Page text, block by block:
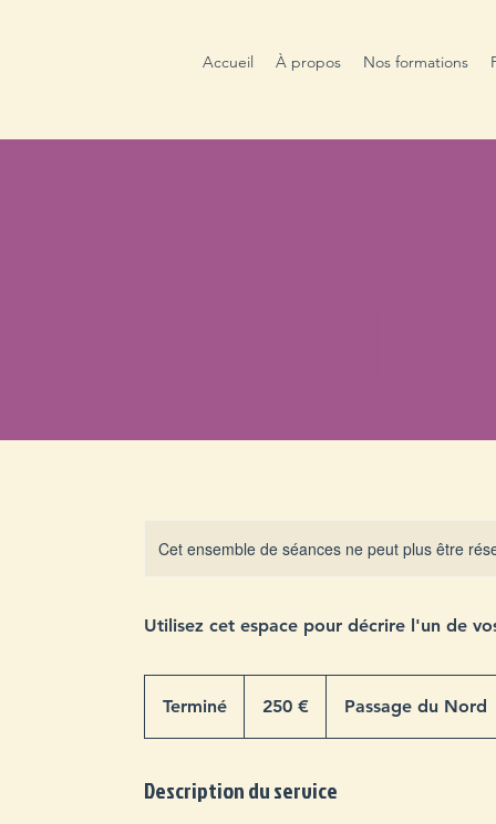
Accueil À propos Nos formations
Cet ensemble de séances ne peut plus être
Utilisez cet espace pour décrire l'un de
Terminé
e
m
250 € Passage du Nord
Description du service